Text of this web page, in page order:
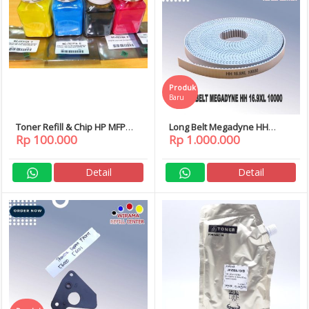
Toner Refill & Chip HP MFP
M176n M176 M177fw M177
Rp 100.000
Detail
Long Belt Megadyne HH
16.9XL 10000
Produk
Baru
Rp 1.000.000
Detail